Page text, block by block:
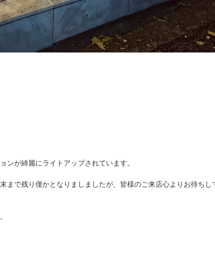
が綺麗にライトアップされています。
まで残り僅かとなりましましたが、皆様のご来店心よりお待ちし